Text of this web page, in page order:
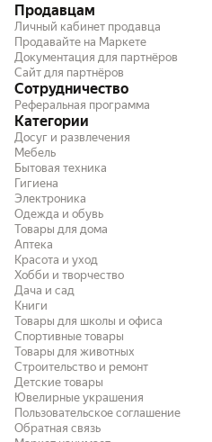
Продавцам
Личный кабинет продавца
Продавайте на Маркете
Документация для партнёров
Сайт для партнёров
Сотрудничество
Реферальная программа
Категории
Досуг и развлечения
Мебель
Бытовая техника
Гигиена
Электроника
Одежда и обувь
Товары для дома
Аптека
Красота и уход
Хобби и творчество
Дача и сад
Книги
Товары для школы и офиса
Спортивные товары
Товары для животных
Строительство и ремонт
Детские товары
Ювелирные украшения
Пользовательское соглашение
Обратная связь